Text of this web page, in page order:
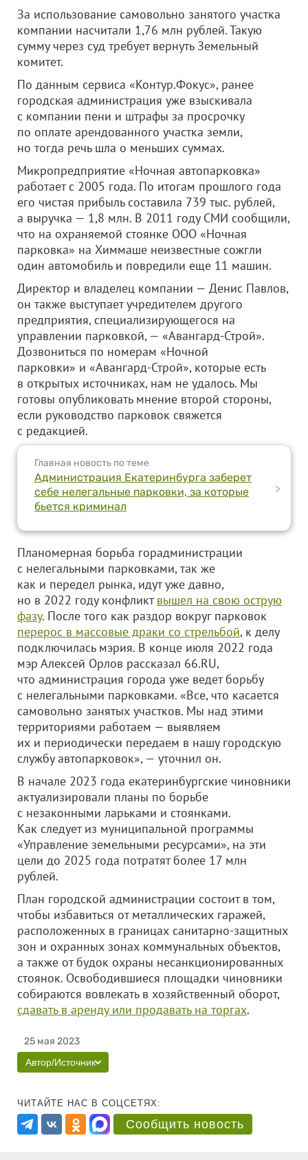
За использование самовольно занятого участка
компании насчитали 1,76 млн рублей. Такую
сумму через суд требует вернуть Земельный
комитет.
По данным сервиса «Контур.Фокус», ранее
городская администрация уже взыскивала
с компании пени и штрафы за просрочку
по оплате арендованного участка земли,
но тогда речь шла о меньших суммах.
Микропредприятие «Ночная автопарковка»
работает с 2005 года. По итогам прошлого года
его чистая прибыль составила 739 тыс. рублей,
а выручка — 1,8 млн. В 2011 году СМИ сообщили,
что на охраняемой стоянке ООО «Ночная
парковка» на Химмаше неизвестные сожгли
один автомобиль и повредили еще 11 машин.
Директор и владелец компании — Денис Павлов,
он также выступает учредителем другого
предприятия, специализирующегося на
управлении парковкой, — «Авангард-Строй».
Дозвониться по номерам «Ночной
парковки» и «Авангард-Строй», которые есть
в открытых источниках, нам не удалось. Мы
готовы опубликовать мнение второй стороны,
если руководство парковок свяжется
с редакцией.
Главная новость по теме
Администрация Екатеринбурга заберет
себе нелегальные парковки, за которые
бьется криминал
>
Планомерная борьба горадминистрации
с нелегальными парковками, так же
как и передел рынка, идут уже давно,
но в 2022 году конфликтвышел на свою острую
фазу. После того как раздор вокруг парковок
перерос в массовые драки со стрельбой, к делу
подключилась мэрия. В конце июля 2022 года
мэр Алексей Орлов рассказал 66.RU,
что администрация города уже ведет борьбу
с нелегальными парковками. «Все, что касается
самовольно занятых участков. Мы над этими
территориями работаем — выявляем
их и периодически передаем в нашу городскую
службу автопарковок», — уточнил он.
В начале 2023 года екатеринбургские чиновники
актуализировали планы по борьбе
с незаконными ларьками и стоянками.
Как следует из муниципальной программы
«Управление земельными ресурсами», на эти
цели до 2025 года потратят более 17 млн
рублей.
План городской администрации состоит в том,
чтобы избавиться от металлических гаражей,
расположенных в границах санитарно-защитных
зон и охранных зонах коммунальных объектов,
а также от будок охраны несанкционированных
стоянок. Освободившиеся площадки чиновники
собираются вовлекать в хозяйственный оборот,
сдавать в аренду или продавать на торгах.
25 мая 2023
Автор/Источник
ЧИТАЙТЕ НАС В СОЦСЕТЯХ:
Сообщить новость